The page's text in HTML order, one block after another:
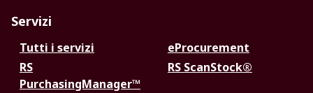
Servizi
Tutti i servizi
eProcurement
RS
PurchasingManager™
RS ScanStock®